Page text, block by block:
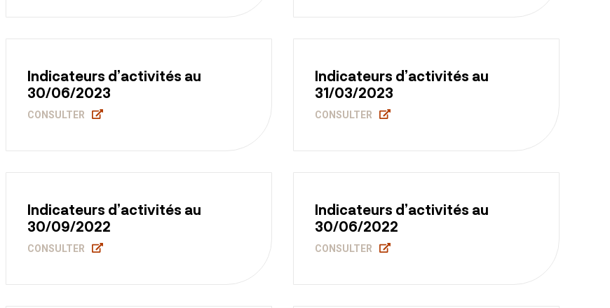
Indicateurs d’activités au
30/06/2023
CONSULTER
Indicateurs d’activités au
31/03/2023
CONSULTER
Indicateurs d’activités au
30/09/2022
CONSULTER
Indicateurs d’activités au
30/06/2022
CONSULTER